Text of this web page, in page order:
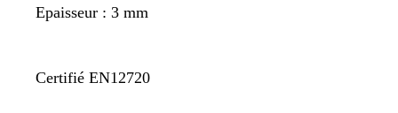
Epaisseur : 3 mm
Certifié EN12720